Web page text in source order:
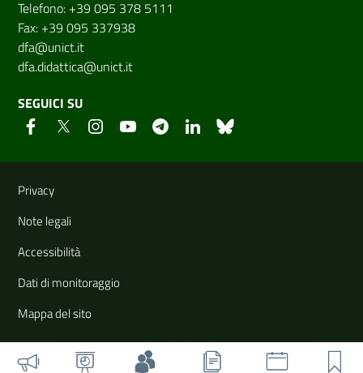
Telefono: +39 095 378 5111
Fax: +39 095 337938
dfa@unict.it
dfa.didattica@unict.it
SEGUICI SU
Link e informazioni utili
Privacy
Note legali
Accessibilità
Dati di monitoraggio
Mappa del sito